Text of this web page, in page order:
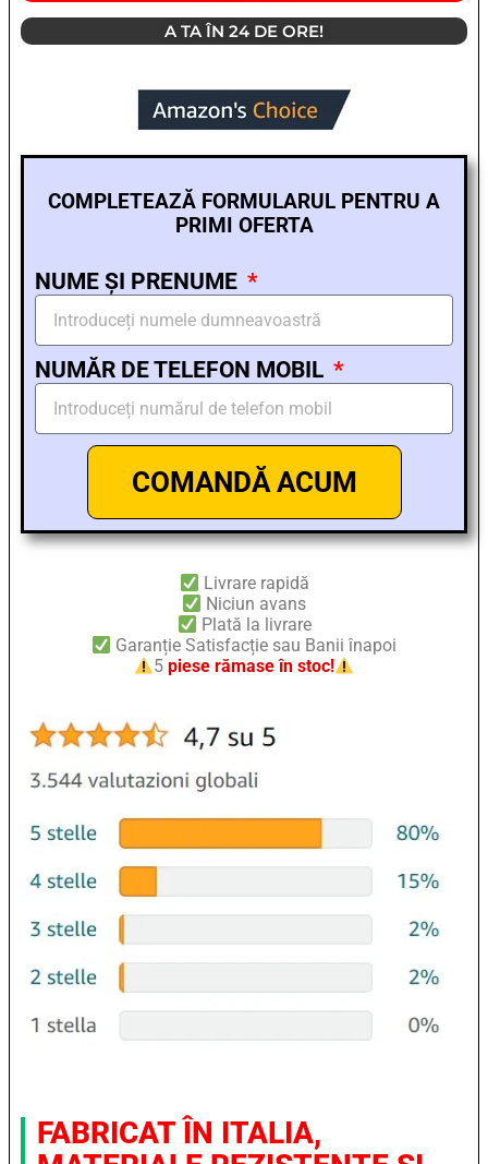
A TA ÎN 24 DE ORE!
COMPLETEAZĂ FORMULARUL PENTRU A
PRIMI OFERTA
NUME ȘI PRENUME
NUMĂR DE TELEFON MOBIL
COMANDĂ ACUM
Livrare rapidă
Niciun avans
Plată la livrare
Garanție Satisfacție sau Banii înapoi
5 piese rămase în stoc!
FABRICAT ÎN ITALIA,